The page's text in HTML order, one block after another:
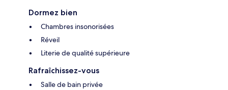
Dormez bien
Chambres insonorisées
Réveil
Literie de qualité supérieure
Rafraîchissez-vous
Salle de bain privée